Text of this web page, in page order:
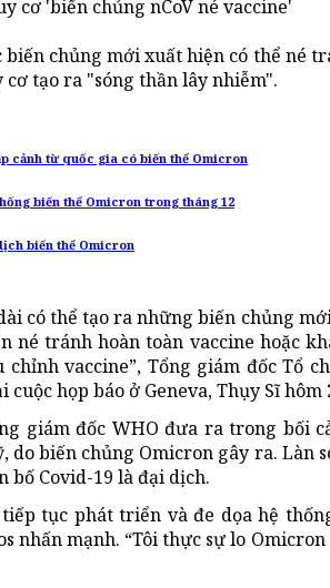
cơ 'biến chủng nCoV né vaccine'
biến chủng mới xuất hiện có thể né
cơ tạo ra "sóng thần lây nhiễm".
cảnh từ quốc gia có biến thể Omicron
biến thể Omicron trong tháng 12
biến thể Omicron
có thể tạo ra những biến chủng
né tránh hoàn toàn vaccine hoặc
vaccine”, Tổng giám đốc Tổ
cuộc họp báo ở Geneva, Thụy Sĩ hôm
giám đốc WHO đưa ra trong bối
do biến chủng Omicron gây ra. Làn
bố Covid-19 là đại dịch.
tiếp tục phát triển và đe dọa hệ
nhấn mạnh. “Tôi thực sự lo